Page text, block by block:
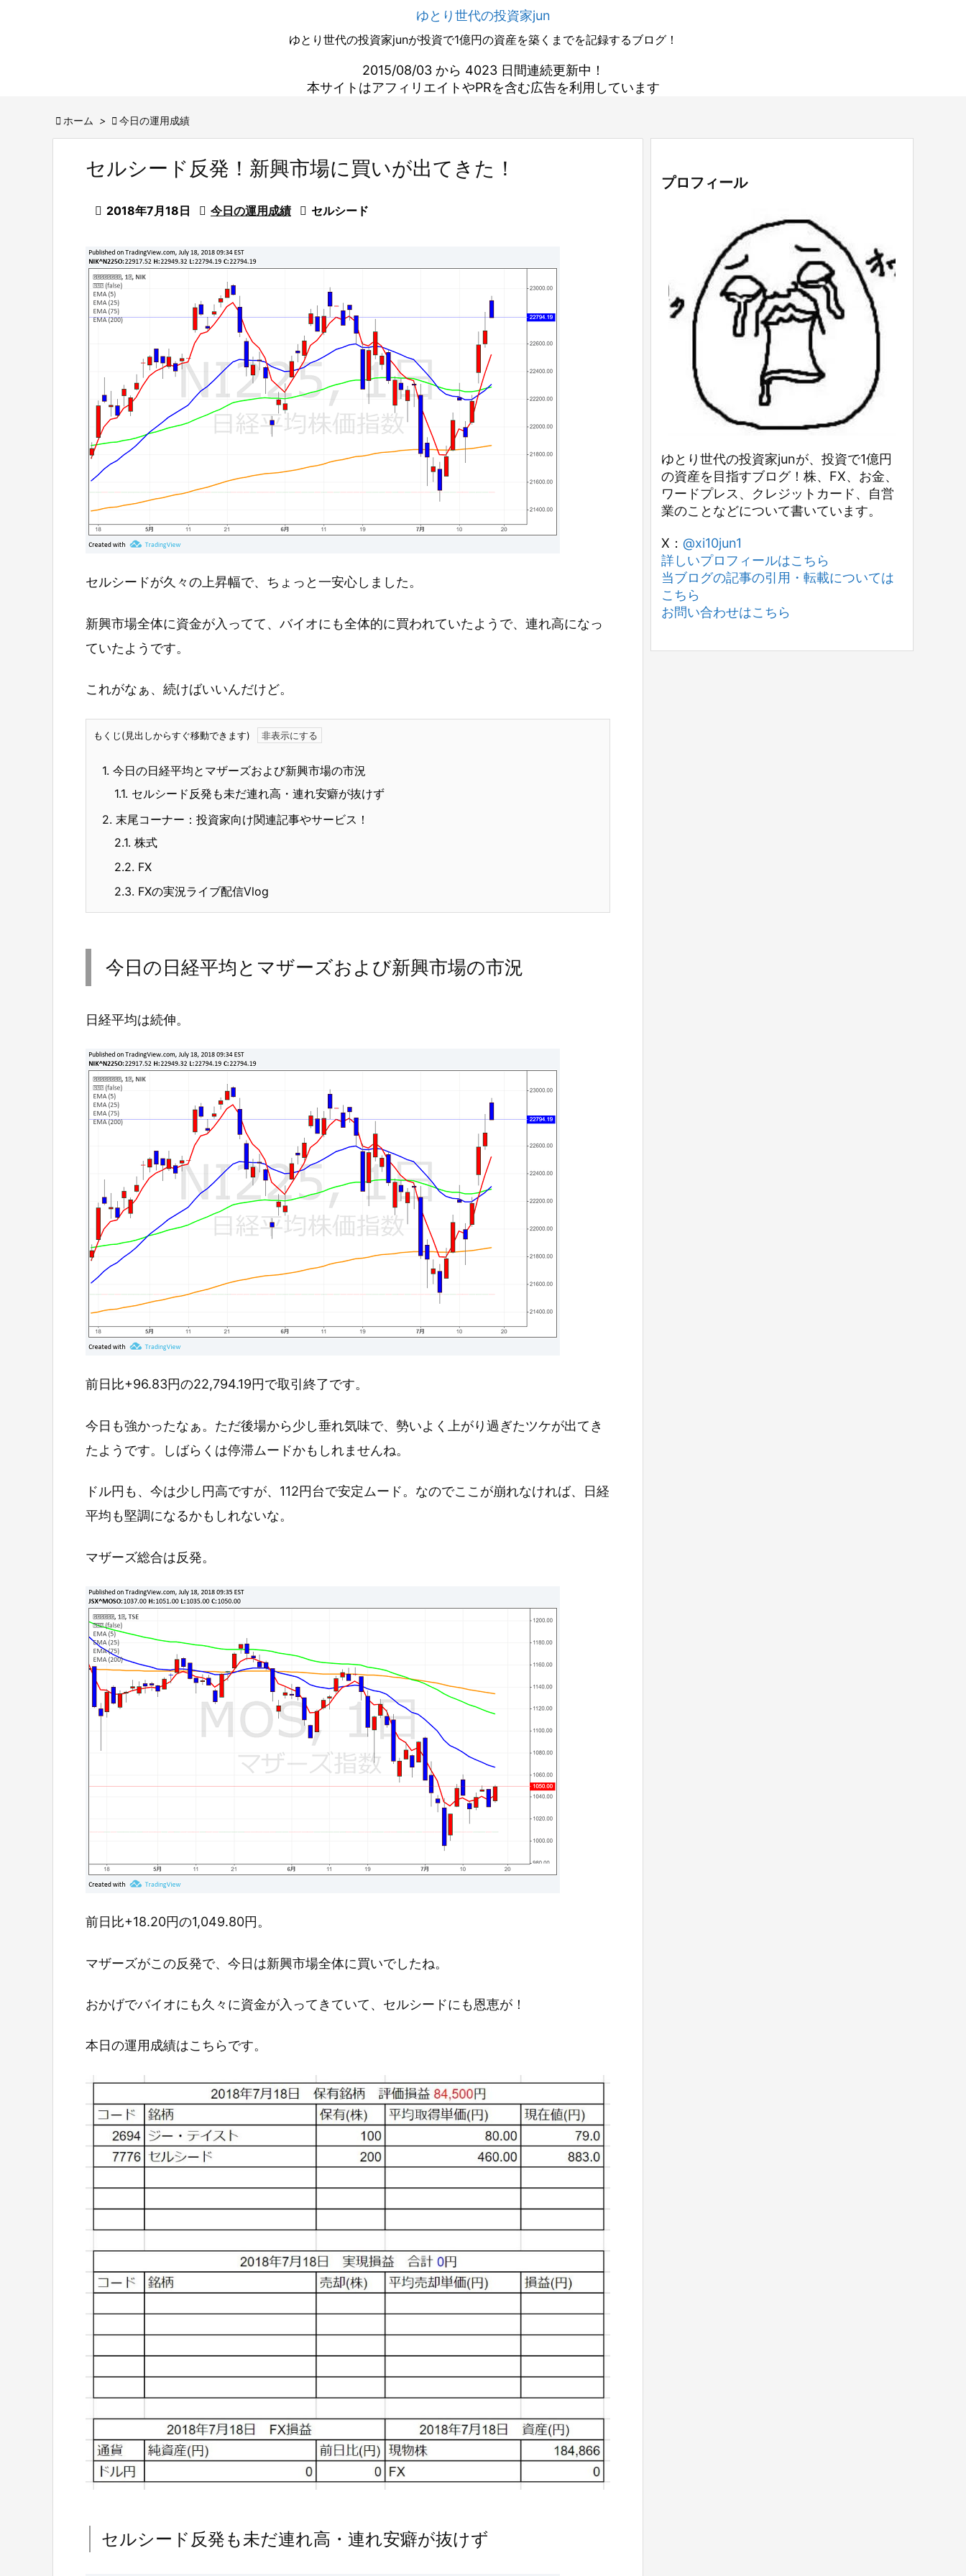
ゆとり世代の投資家jun
ゆとり世代の投資家junが投資で1億円の資産を築くまでを記録するブログ！
2015/08/03 から 4023 日間連続更新中！
本サイトはアフィリエイトやPRを含む広告を利用しています
 ホーム >  今日の運用成績
セルシード反発！新興市場に買いが出てきた！
 2018年7月18日  今日の運用成績  セルシード
セルシードが久々の上昇幅で、ちょっと一安心しました。
新興市場全体に資金が入ってて、バイオにも全体的に買われていたようで、連れ高になっ
ていたようです。
これがなぁ、続けばいいんだけど。
もくじ(見出しからすぐ移動できます)
1. 今日の日経平均とマザーズおよび新興市場の市況
1.1. セルシード反発も未だ連れ高・連れ安癖が抜けず
2. 末尾コーナー：投資家向け関連記事やサービス！
2.1. 株式
2.2. FX
2.3. FXの実況ライブ配信Vlog
今日の日経平均とマザーズおよび新興市場の市況
日経平均は続伸。
前日比+96.83円の22,794.19円で取引終了です。
今日も強かったなぁ。ただ後場から少し垂れ気味で、勢いよく上がり過ぎたツケが出てき
たようです。しばらくは停滞ムードかもしれませんね。
ドル円も、今は少し円高ですが、112円台で安定ムード。なのでここが崩れなければ、日経
平均も堅調になるかもしれないな。
マザーズ総合は反発。
前日比+18.20円の1,049.80円。
マザーズがこの反発で、今日は新興市場全体に買いでしたね。
おかげでバイオにも久々に資金が入ってきていて、セルシードにも恩恵が！
本日の運用成績はこちらです。
セルシード反発も未だ連れ高・連れ安癖が抜けず
プロフィール
ゆとり世代の投資家junが、投資で1億円
の資産を目指すブログ！株、FX、お金、
ワードプレス、クレジットカード、自営
業のことなどについて書いています。
X： @xi10jun1
詳しいプロフィールはこちら
当ブログの記事の引用・転載については
こちら
お問い合わせはこちら